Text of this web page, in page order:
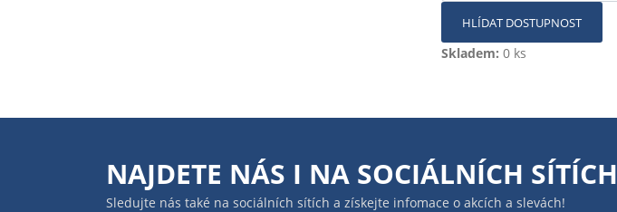
HLÍDAT DOSTUPNOST
Skladem: 0 ks
NAJDETE NÁS I NA SOCIÁLNÍCH SÍTÍCH
Sledujte nás také na sociálních sítích a získejte infomace o akcích a slevách!